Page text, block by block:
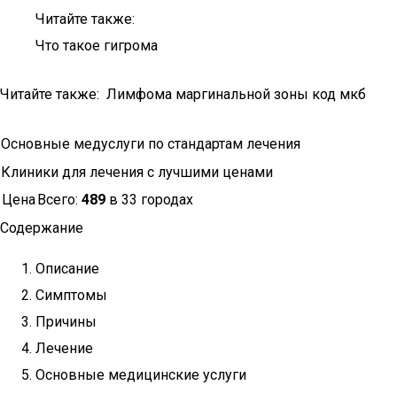
Читайте также:
Что такое гигрома
Читайте также: Лимфома маргинальной зоны код мкб
Основные медуслуги по стандартам лечения
Клиники для лечения с лучшими ценами
ЦенаВсего: 489 в 33 городах
Содержание
Описание
Симптомы
Причины
Лечение
Основные медицинские услуги